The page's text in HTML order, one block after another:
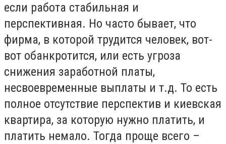
если работа стабильная и
перспективная. Но часто бывает, что
фирма, в которой трудится человек, вот-
вот обанкротится, или есть угроза
снижения заработной платы,
несвоевременные выплаты и т.д. То есть
полное отсутствие перспектив и киевская
квартира, за которую нужно платить, и
платить немало. Тогда проще всего –